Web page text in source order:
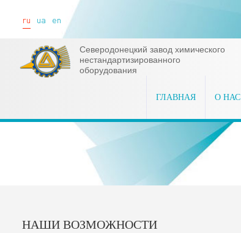
Северодонецкий завод химического
нестандартизированного
оборудования
ГЛАВНАЯ О НАС
ru ua en
НАШИ ВОЗМОЖНОСТИ